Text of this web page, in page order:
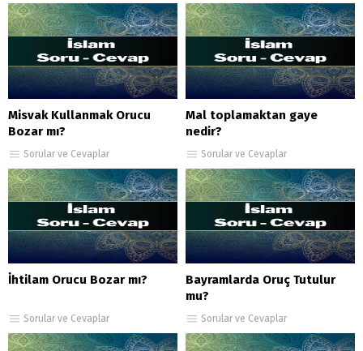
Misvak Kullanmak Orucu
Bozar mı?
Sorular ve Cevaplar
Mal toplamaktan gaye
nedir?
Sorular ve Cevaplar
İhtilam Orucu Bozar mı?
Sorular ve Cevaplar
Bayramlarda Oruç Tutulur
mu?
Sorular ve Cevaplar